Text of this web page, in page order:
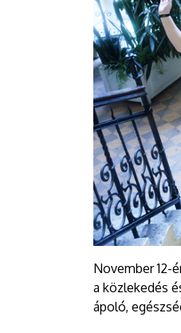
November 12-
a közlekedés
ápoló,